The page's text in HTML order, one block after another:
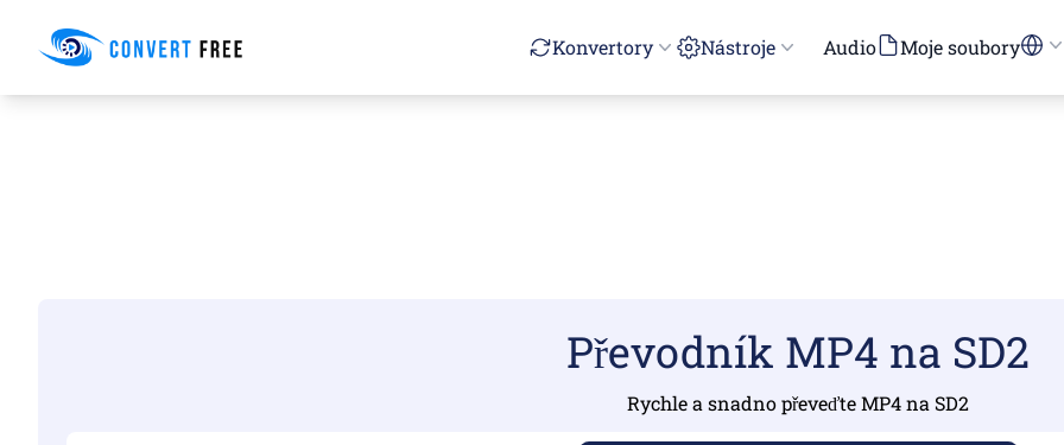
Convert Free Konvertory Nástroje Audio Moje soubory
Převodník MP4 na SD2
Rychle a snadno převeďte MP4 na SD2